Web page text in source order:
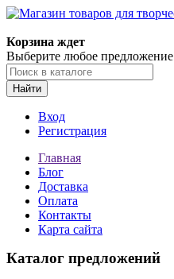
Корзина ждет
Выберите любое предложение
Найти
Вход
Регистрация
Главная
Блог
Доставка
Оплата
Контакты
Карта сайта
Каталог предложений